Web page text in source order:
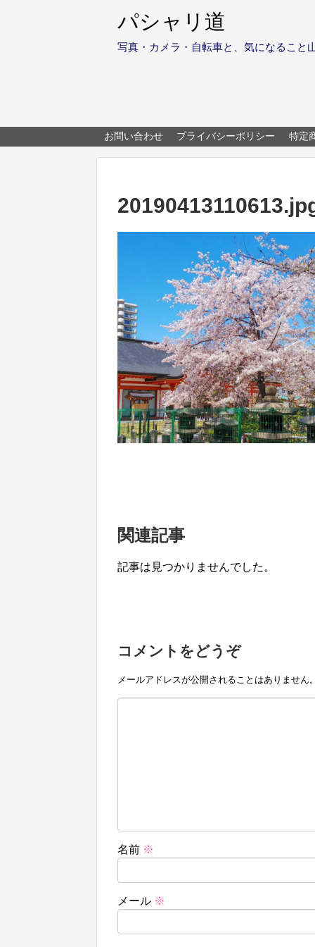
パシャリ道
写真・カメラ・自転車と、気になること
お問い合わせ プライバシーポリシー 特定
関連記事
記事は見つかりませんでした。
コメントをどうぞ
メールアドレスが公開されることはありません
名前 ※
メール ※